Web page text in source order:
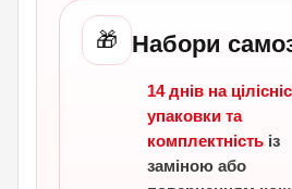
🎁 Набори
14 днів на
упаковки та
комплектність із
заміною або